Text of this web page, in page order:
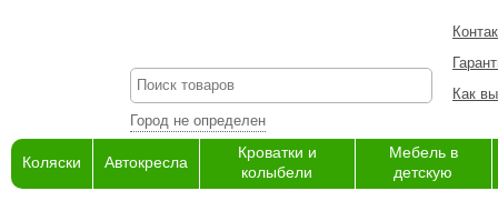
Город не определен
Как
Коляски Автокресла
Кроватки и
колыбели
Мебель в
детскую